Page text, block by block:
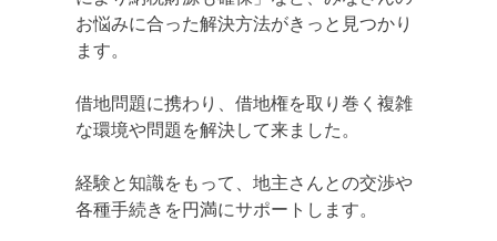
お悩みに合った解決方法がきっと見つかり
ます。
借地問題に携わり、借地権を取り巻く複雑
な環境や問題を解決して来ました。
経験と知識をもって、地主さんとの交渉や
各種手続きを円満にサポートします。